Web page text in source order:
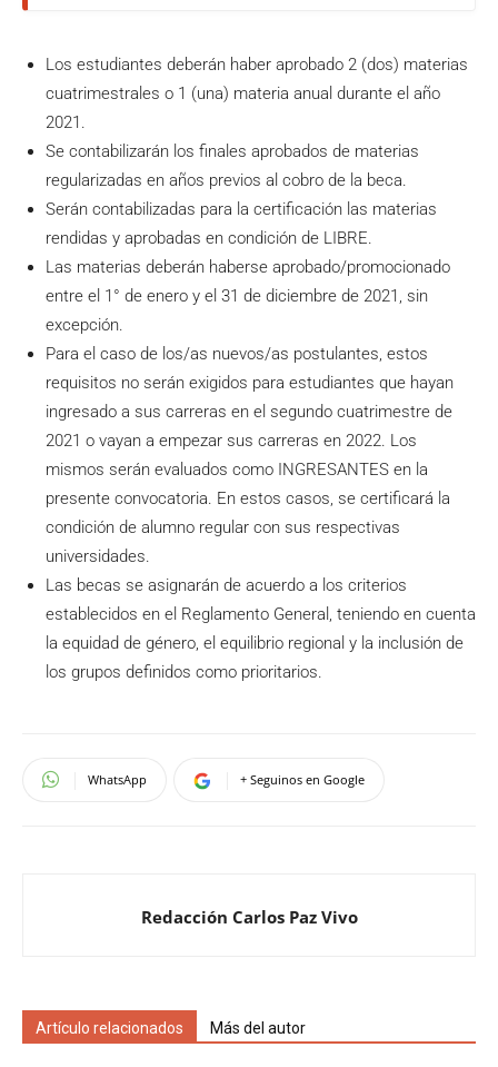
Los estudiantes deberán haber aprobado 2 (dos) materias
cuatrimestrales o 1 (una) materia anual durante el año
2021.
Se contabilizarán los finales aprobados de materias
regularizadas en años previos al cobro de la beca.
Serán contabilizadas para la certificación las materias
rendidas y aprobadas en condición de LIBRE.
Las materias deberán haberse aprobado/promocionado
entre el 1° de enero y el 31 de diciembre de 2021, sin
excepción.
Para el caso de los/as nuevos/as postulantes, estos
requisitos no serán exigidos para estudiantes que hayan
ingresado a sus carreras en el segundo cuatrimestre de
2021 o vayan a empezar sus carreras en 2022. Los
mismos serán evaluados como INGRESANTES en la
presente convocatoria. En estos casos, se certificará la
condición de alumno regular con sus respectivas
universidades.
Las becas se asignarán de acuerdo a los criterios
establecidos en el Reglamento General, teniendo en cuenta
la equidad de género, el equilibrio regional y la inclusión de
los grupos definidos como prioritarios.
WhatsApp + Seguinos en Google
Redacción Carlos Paz Vivo
Artículo relacionados Más del autor